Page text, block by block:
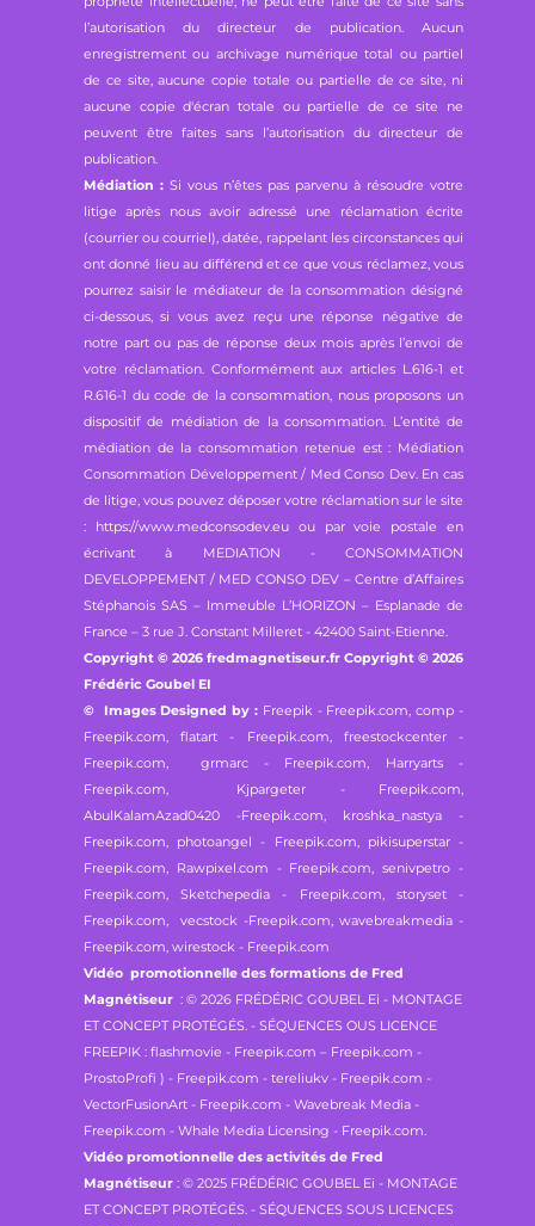
l’autorisation du directeur de publication. Aucun
enregistrement ou archivage numérique total ou partiel
de ce site, aucune copie totale ou partielle de ce site, ni
aucune copie d'écran totale ou partielle de ce site ne
peuvent être faites sans l’autorisation du directeur de
publication.
Médiation : Si vous n’êtes pas parvenu à résoudre votre
litige après nous avoir adressé une réclamation écrite
(courrier ou courriel), datée, rappelant les circonstances qui
ont donné lieu au différend et ce que vous réclamez, vous
pourrez saisir le médiateur de la consommation désigné
ci-dessous, si vous avez reçu une réponse négative de
notre part ou pas de réponse deux mois après l’envoi de
votre réclamation. Conformément aux articles L.616-1 et
R.616-1 du code de la consommation, nous proposons un
dispositif de médiation de la consommation. L’entité de
médiation de la consommation retenue est : Médiation
Consommation Développement / Med Conso Dev. En cas
de litige, vous pouvez déposer votre réclamation sur le site
: https://www.medconsodev.eu ou par voie postale en
écrivant à MEDIATION - CONSOMMATION
DEVELOPPEMENT / MED CONSO DEV – Centre d’Affaires
Stéphanois SAS – Immeuble L’HORIZON – Esplanade de
France – 3 rue J. Constant Milleret - 42400 Saint-Etienne.
Copyright © 2026 fredmagnetiseur.fr Copyright © 2026
Frédéric Goubel EI
© Images Designed by : Freepik - Freepik.com,comp -
Freepik.com, flatart - Freepik.com, freestockcenter -
Freepik.com, grmarc - Freepik.com,
Harryarts -
Freepik.com, Kjpargeter - Freepik.com,
AbulKalamAzad0420 -Freepik.com, kroshka_nastya -
Freepik.com, photoangel - Freepik.com, pikisuperstar -
Freepik.com, Rawpixel.com - Freepik.com,senivpetro -
Freepik.com, Sketchepedia - Freepik.com, storyset -
Freepik.com, vecstock -Freepik.com, wavebreakmedia -
Freepik.com, wirestock - Freepik.com
Vidéo promotionnelle des formations de Fred
Magnétiseur : © 2026 FRÉDÉRIC GOUBEL Ei - MONTAGE
ET CONCEPT PROTÉGÉS. - SÉQUENCES OUS LICENCE
FREEPIK : flashmovie - Freepik.com – Freepik.com -
ProstoProfi ) - Freepik.com - tereliukv - Freepik.com -
VectorFusionArt - Freepik.com - Wavebreak Media -
Freepik.com - Whale Media Licensing - Freepik.com.
Vidéo promotionnelle des activités de Fred
Magnétiseur : © 2025 FRÉDÉRIC GOUBEL Ei - MONTAGE
ET CONCEPT PROTÉGÉS. - SÉQUENCES SOUS LICENCES